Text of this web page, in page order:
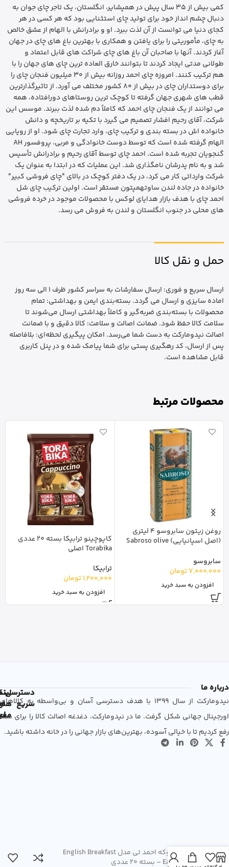
کمی بیش از 35 سال پیش در همپشایر، انگلستان، یک تاجر چای جوان به
دنبال چشم انداز خود برای تولید چای استثنایی بود که هر کسی در هر
کجای دنیا می توانست از آن لذت ببرد. او و برادرانش با الهام از عشق خالص
به چای، مأموریتی را برای یافتن و همکاری با بهترین باغ های چای در جهان
آغاز کردند. آنها با صاحبان آن باغ های چای شراکت های قابل اعتماد و
طولانی مدتی ایجاد کردند تا بتوانند خارق العاده ترین چای های جهان را با
هم ترکیب کنند. امروزه چای احمد روزانه بیش از 30 میلیون فنجان چای را
برای دوستداران چای در بیش از 80 کشور مختلف می آورد. از تاثیرگذارترین
قطب های شهری جهان گرفته تا کوچک ترین روستاهای دورافتاده، همه
می توانند از یک فنجان چای احمد که کاملاً دم شده لذت ببرند. موسس این
شرکت، آقای رحیم افشار تصمیم می گیرد با تکیه بر تاریخچه و دانش
خانواده اش در بسته بندی و ترکیب چای، وارد تجارت چای شود. او از رویایی
الهام گرفته شده است که توسط دوست خانوادگی و مربی، پروفسور AH
گنجویان تجربه شده است. احمد چای توسط آقای رحیم و برادرانش تأسیس
شد و به نام پدرشان نامگذاری شد. این عملیات که در ابتدا به عنوان یک
شرکت وارداتی کار می کرد، در یک دفتر کوچک در بالای "چای فروشی کبیر"
خانواده در جاده لندن ساوتهمپتون مستقر است. اولین ترکیب چای شل
احمد چای با هدف بازار هدایای لوکس با محصولات موجود در خرده فروشی
های محلی در جنوب انگلستان و لندن به فروش می رسد.
حمل و نقل کالا
ارسال سریع و فوری: ارسال سفارشات به سراسر کشور ظرف 1 الی سه روز
اماده سایزی و ارسال می گردد. بسته‌بندی ایمن و بهداشتی: تمام
محصولات با بسته‌بندی ضربه‌گیر و کاملاً بهداشتی ارسال می‌شوند تا
سلامت کالا حفظ شود. ضمانت اصالت و سلامت: کالا دقیق و با ضمانت
اصالت نیدومارکت به دست شما می‌رسد. امکان پیگیری لحظه‌ای: بلافاصله
پس از ارسال، کد رهگیری پستی برای شما پیامک شده و در پنل کاربری
قابل مشاهده است.
محصولات مرتبط
روغن زیتون سابروسو 4 لیتری
(اصل اسپانیایی) Sabroso olive
سابروسو
7,000,000تومان
افزودن به سبد خرید
کاپوچینو ترابیکا بسته 20 عددی
Torabika اصلی
ترابیکا
1,200,000تومان
افزودن به سبد خرید
درباره ما
نیدومارکت از سال 1399 با هدف دسترسی آسان و بی‌واسطه به کالاهای
اورجینال جهانی شکل گرفت. ما در نیدومارکت، دغدغه اصالت کالا را برای شما
رفع کردیم تا با خیالی آسوده، بهترین‌های بازار جهانی را در خانه داشته باشید.
دسترسی
سریع
چای تی بوکه احمد تی مدل English Breakfast
و Earl Grey – بسته 20 عددی